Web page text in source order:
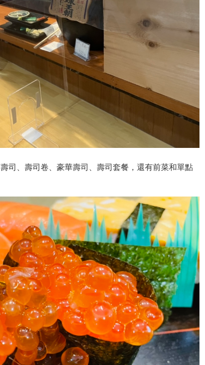
司、壽司卷、豪華壽司、壽司套餐，還有前菜和單點